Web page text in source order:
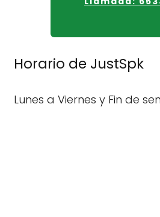
Horario de JustSpk
Lunes a Viernes y Fin de